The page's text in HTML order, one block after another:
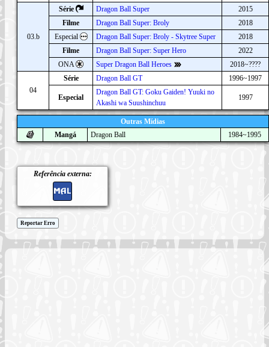
03.b
Série Dragon Ball Super
2015
Filme
Dragon Ball Super: Broly
2018
Especial
Dragon Ball Super: Broly - Skytree Super
2018
Filme
Dragon Ball Super: Super Hero
2022
ONA
Super Dragon Ball Heroes 2018~????
04
Série Dragon Ball GT 1996~1997
Especial
Dragon Ball GT: Goku Gaiden! Yuuki no
Akashi wa Suushinchuu
1997
Outras Mídias
Mangá
Dragon Ball 1984~1995
Referência externa:
Reportar Erro